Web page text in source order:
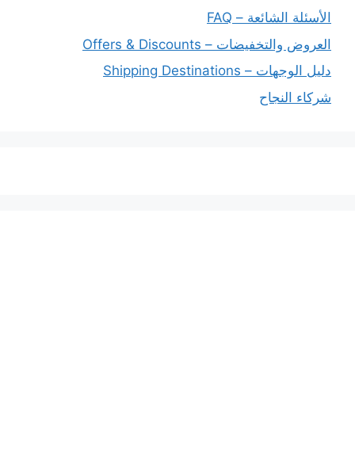
الأسئلة الشائعة – FAQ
العروض والتخفيضات – Offers & Discounts
دليل الوجهات – Shipping Destinations
شركاء النجاح